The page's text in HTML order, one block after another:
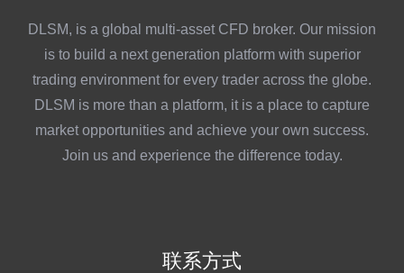
DLSM, is a global multi-asset CFD broker. Our mission
is to build a next generation platform with superior
trading environment for every trader across the globe.
DLSM is more than a platform, it is a place to capture
market opportunities and achieve your own success.
Join us and experience the difference today.
联系方式